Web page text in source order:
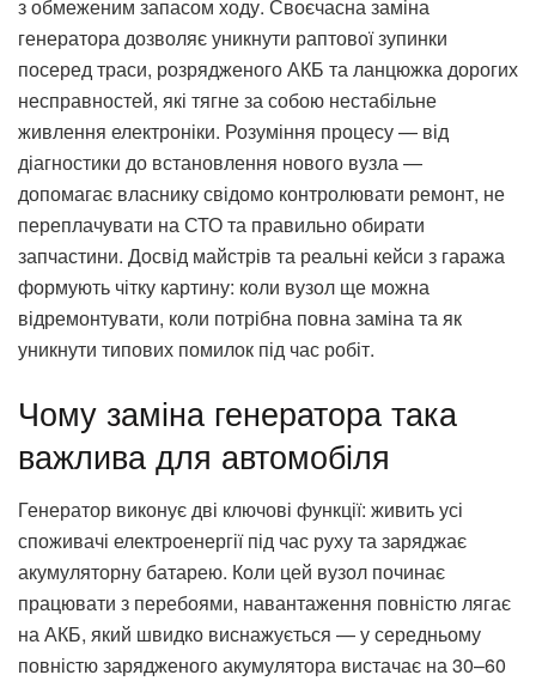
з обмеженим запасом ходу. Своєчасна заміна
генератора дозволяє уникнути раптової зупинки
посеред траси, розрядженого АКБ та ланцюжка дорогих
несправностей, які тягне за собою нестабільне
живлення електроніки. Розуміння процесу — від
діагностики до встановлення нового вузла —
допомагає власнику свідомо контролювати ремонт, не
переплачувати на СТО та правильно обирати
запчастини. Досвід майстрів та реальні кейси з гаража
формують чітку картину: коли вузол ще можна
відремонтувати, коли потрібна повна заміна та як
уникнути типових помилок під час робіт.
Чому заміна генератора така
важлива для автомобіля
Генератор виконує дві ключові функції: живить усі
споживачі електроенергії під час руху та заряджає
акумуляторну батарею. Коли цей вузол починає
працювати з перебоями, навантаження повністю лягає
на АКБ, який швидко виснажується — у середньому
повністю зарядженого акумулятора вистачає на 30–60